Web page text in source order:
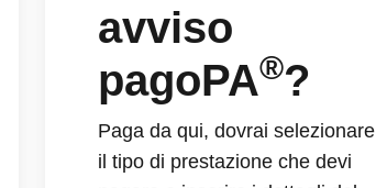
avviso
pagoPA®?
Paga da qui, dovrai selezionare
il tipo di prestazione che devi